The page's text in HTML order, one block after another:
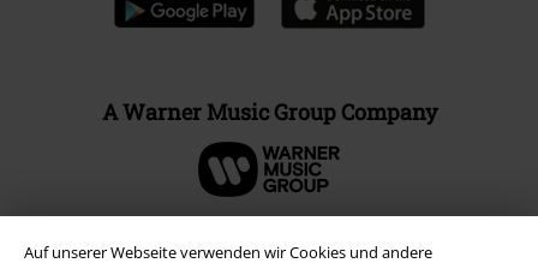
Auf unserer Webseite verwenden wir Cookies und andere
A Warner Music Group Company